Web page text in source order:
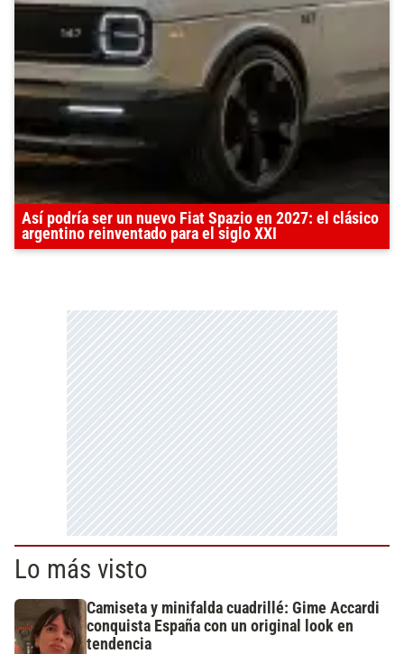
Así podría ser un nuevo Fiat Spazio en 2027: el clásico
argentino reinventado para el siglo XXI
Lo más visto
Camiseta y minifalda cuadrillé: Gime Accardi
conquista España con un original look en
tendencia